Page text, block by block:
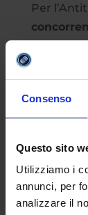
Consenso
Questo sito
Utilizziamo i
annunci, per
analizzare il
Per
sistema
ridurre
utenti
antitrust,